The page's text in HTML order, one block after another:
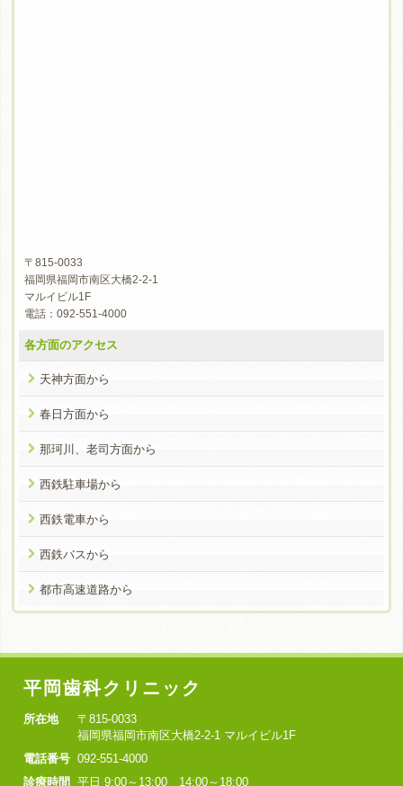
〒815-0033
福岡県福岡市南区大橋2-2-1
マルイビル1F
電話：092-551-4000
各方面のアクセス
天神方面から
春日方面から
那珂川、老司方面から
西鉄駐車場から
西鉄電車から
西鉄バスから
都市高速道路から
平岡歯科クリニック
所在地
〒815-0033
福岡県福岡市南区大橋2-2-1 マルイビル1F
電話番号 092-551-4000
診療時間 平日 9:00～13:00 14:00～18:00